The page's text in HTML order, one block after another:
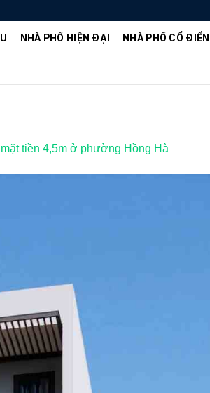
NHÀ PHỐ HIỆN ĐẠI NHÀ PHỐ CỔ ĐIỂN
tiền 4,5m ở phường Hồng Hà